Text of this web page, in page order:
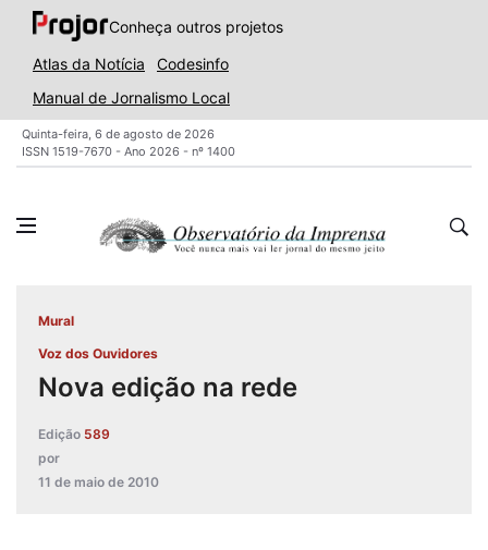
Conheça outros projetos
Atlas da Notícia
Codesinfo
Manual de Jornalismo Local
Quinta-feira, 6 de agosto de 2026
ISSN 1519-7670 - Ano 2026 - nº 1400
Mural
Voz dos Ouvidores
Nova edição na rede
Edição 589
por
11 de maio de 2010